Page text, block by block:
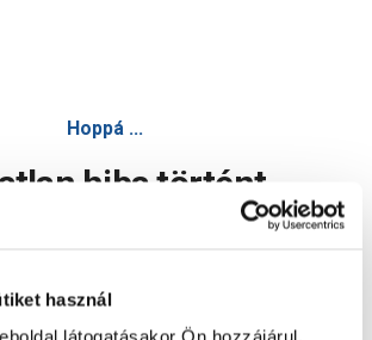
használ
Hoppá ...
hiba történt